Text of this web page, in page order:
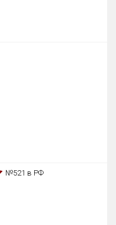
№521 в РФ